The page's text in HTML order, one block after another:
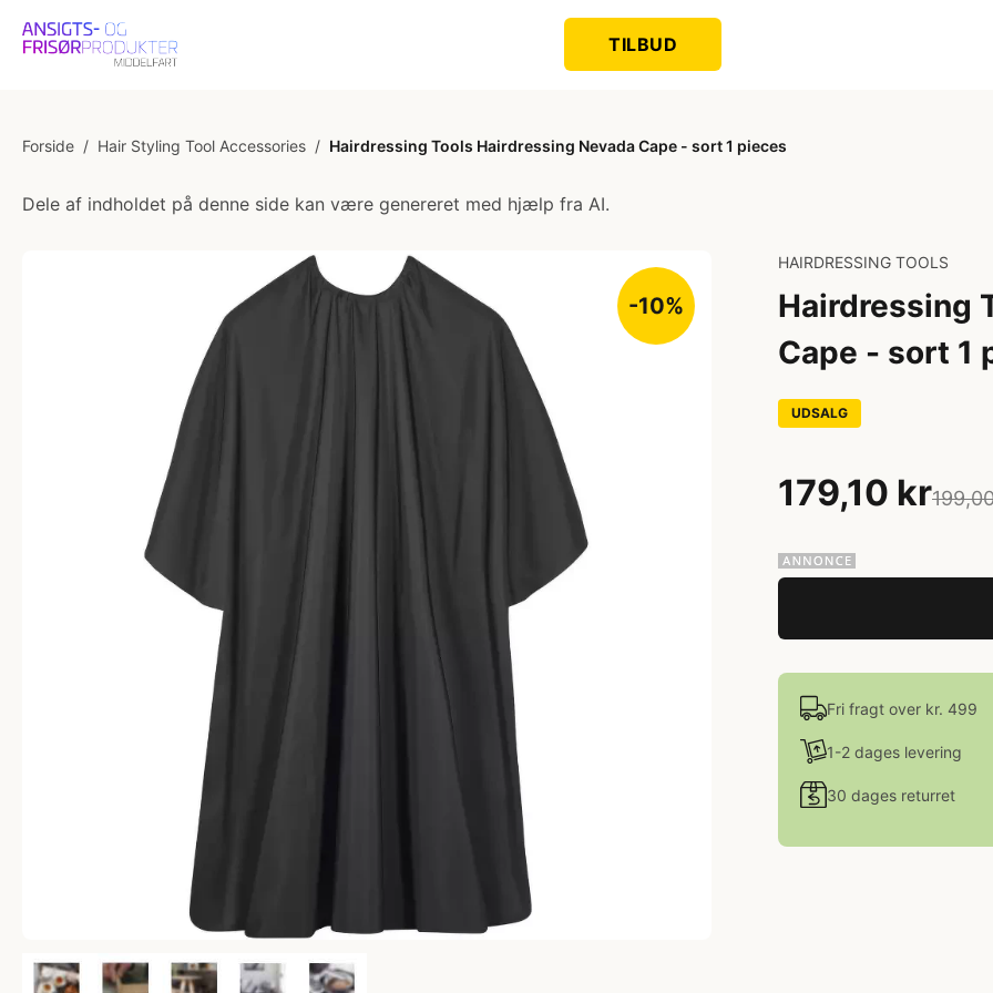
TILBUD
Forside / Hair Styling Tool Accessories / Hairdressing Tools Hairdressing Nevada Cape - sort 1 pieces
Dele af indholdet på denne side kan være genereret med hjælp fra AI.
-10%
HAIRDRESSING TOOLS
Hairdressing
Cape - sort 1
UDSALG
179,10 kr
Fri fragt over kr. 499
1-2 dages levering
30 dages returret